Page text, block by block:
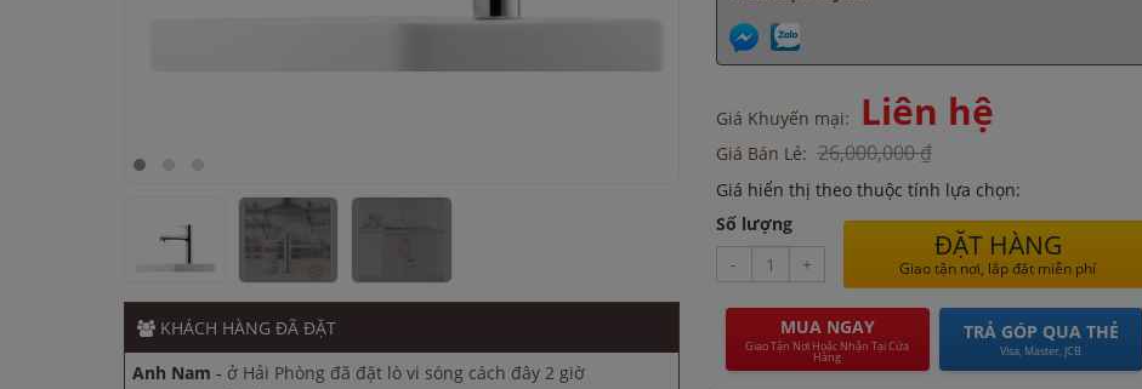
KHÁCH HÀNG ĐÃ ĐẶT
Anh Nam
ở Hải Dương đã đặt máy hút mùi cách đây 30 phút
Chị Tuyết
ở Cần Thơ đã mua máy sấy bát cách đây 3 giờ
Chị Lan- ở Bắc Ninh đã đặt máy rửa bát cách đây 5 giờ
Anh Nam-ở Hải Phòng đã đặt lò vi sóng cách đây 2 giờ
Anh Nam - ở Hải Dương đã đặt máy hút mùi cách đây 30 phút
Giá Khuyến mại: Liên hệ
Giá Bán Lẻ: 26,000,000 ₫
Giá hiển thị theo thuộc tính lựa chọn:
Số lượng
-
+
ĐẶT HÀNG
Giao tận nơi, lắp đặt miễn phí
MUA NGAY
Giao Tận Nơi Hoặc Nhận Tại Cửa
Hàng
TRẢ GÓP QUA THẺ
Visa, Master, JCB